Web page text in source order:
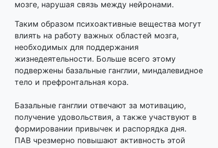
мозге, нарушая связь между нейронами.
Таким образом психоактивные вещества могут
влиять на работу важных областей мозга,
необходимых для поддержания
жизнедеятельности. Больше всего этому
подвержены базальные ганглии, миндалевидное
тело и префронтальная кора.
Базальные ганглии отвечают за мотивацию,
получение удовольствия, а также участвуют в
формировании привычек и распорядка дня.
ПАВ чрезмерно повышают активность этой